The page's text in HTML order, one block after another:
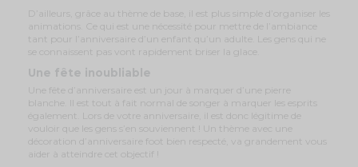
D’ailleurs, grâce au thème de base, il est plus simple d’organiser les
animations. Ce qui est une nécessité pour mettre de l’ambiance
tant pour l’anniversaire d’un enfant qu’un adulte. Les gens qui ne
se connaissent pas vont rapidement briser la glace.
Une fête inoubliable
Une fête d’anniversaire est un jour à marquer d’une pierre
blanche. Il est tout à fait normal de songer à marquer les esprits
également. Lors de votre anniversaire, il est donc légitime de
vouloir que les gens s’en souviennent ! Un thème avec une
décoration d’anniversaire foot bien respecté, va grandement vous
aider à atteindre cet objectif !